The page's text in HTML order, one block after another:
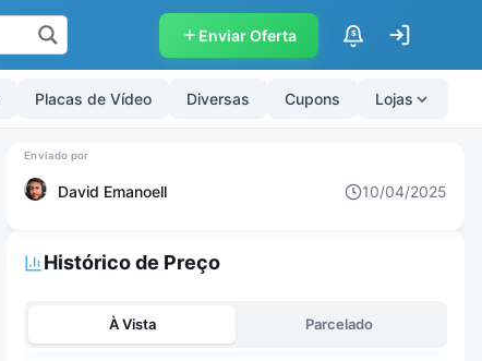
Enviar Oferta $
Placas de Vídeo Diversas Cupons Lojas
David Emanoell 10/04/2025
Histórico de Preço
À Vista Parcelado